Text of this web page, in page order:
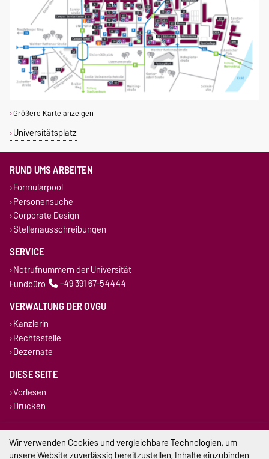
Größere Karte anzeigen
Universitätsplatz
RUND UMS ARBEITEN
Formularpool
Personensuche
Corporate Design
Stellenausschreibungen
SERVICE
Notrufnummern der Universität
Fundbüro
+49 391 67-54444
VERWALTUNG DER OVGU
Kanzlerin
Rechtsstelle
Dezernate
DIESE SEITE
Vorlesen
Drucken
Impressum
Wir verwenden Cookies und vergleichbare Technologien, um
unsere Website zuverlässig bereitzustellen, Inhalte einzubinden